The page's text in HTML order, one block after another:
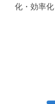
化・効率化